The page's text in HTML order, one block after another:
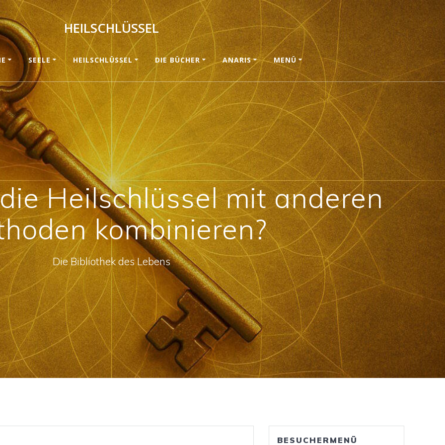
HEILSCHLÜSSEL
SEELE HEILSCHLÜSSEL DIE BÜCHER ANARIS MENÜ
Heilschlüssel mit anderen
kombinieren?
Die Bibliothek des Lebens
BESUCHERMENÜ